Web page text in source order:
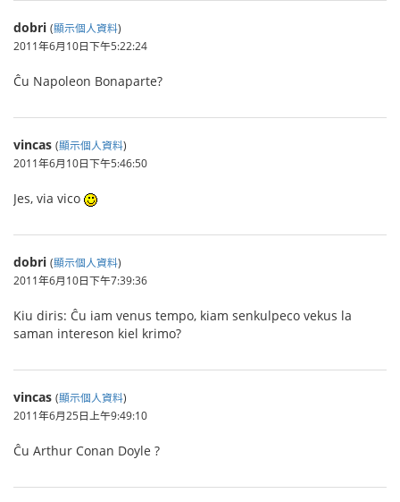
dobri (顯示個人資料)
2011年6月10日下午5:22:24
Ĉu Napoleon Bonaparte?
vincas (顯示個人資料)
2011年6月10日下午5:46:50
Jes, via vico
dobri (顯示個人資料)
2011年6月10日下午7:39:36
Kiu diris: Ĉu iam venus tempo, kiam senkulpeco vekus la
saman intereson kiel krimo?
vincas (顯示個人資料)
2011年6月25日上午9:49:10
Ĉu Arthur Conan Doyle ?